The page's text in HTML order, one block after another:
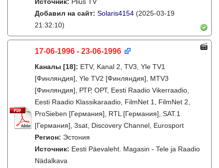
Добавил на сайт: Solaris4154 (2025-03-19
21:32:10)
17-06-1996 - 23-06-1996
Каналы [18]: ETV, Kanal 2, TV3, Yle TV1
[Финляндия], Yle TV2 [Финляндия], MTV3
[Финляндия], РТР, ОРТ, Eesti Raadio Vikerraadio,
Eesti Raadio Klassikaraadio, FilmNet 1, FilmNet 2,
ProSieben [Германия], RTL [Германия], SAT.1
[Германия], 3sat, Discovery Channel, Eurosport
Регион: Эстония
Источник: Eesti Päevaleht. Magasin - Tele ja Raadio
Nädalkava